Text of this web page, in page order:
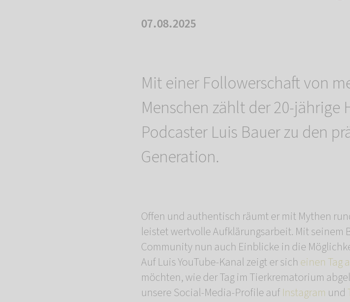
07.08.2025
Mit einer Followerschaft von
Menschen zählt der 20-jährige
Podcaster Luis Bauer zu den
Generation.
Offen und authentisch räumt er mit Mythen
leistet wertvolle Aufklärungsarbeit. Mit seinem
Community nun auch Einblicke in die
Auf Luis YouTube-Kanal zeigt er sich einen Tag
möchten, wie der Tag im Tierkrematorium
unsere Social-Media-Profile aufInstagram und